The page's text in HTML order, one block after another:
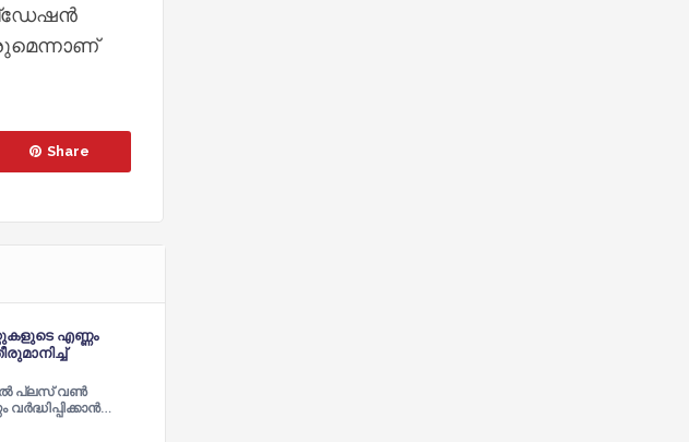
Share
എണ്ണം
പ്ലസ് വണ്‍